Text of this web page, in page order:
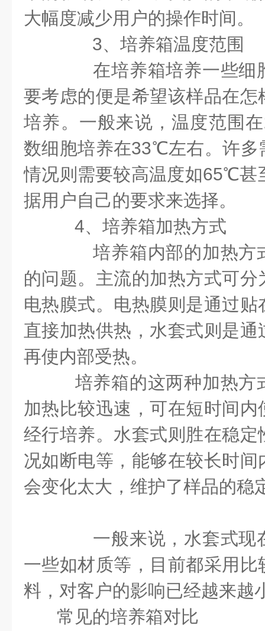
大幅度减少用户的操作时间。
3、培养箱温度范围
在培养箱培养一些细
要考虑的便是希望该样品在
培养。一般来说，温度范围在
数细胞培养在33℃左右。许多
情况则需要较高温度如65℃甚
据用户自己的要求来选择。
4、培养箱加热方式
培养箱内部的加热方
的问题。主流的加热方式可
电热膜式。电热膜则是通过
直接加热供热，水套式则是
再使内部受热。
培养箱的这两种加热方
加热比较迅速，可在短时间
经行培养。水套式则胜在稳
况如断电等，能够在较长时
会变化太大，维护了样品的稳
一般来说，水套式现
一些如材质等，目前都采用
料，对客户的影响已经越来越
常见的培养箱对比